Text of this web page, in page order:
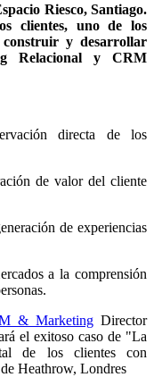
Riesco, Santiago.
clientes, uno de los
construir y desarrollar
Relacional y CRM
directa de los
de valor del cliente
de experiencias
a la comprensión
& Marketing Director
el exitoso caso de "La
de los clientes con
Heathrow, Londres